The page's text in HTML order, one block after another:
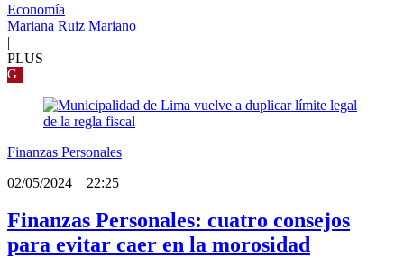
Economía
Mariana Ruiz Mariano
|
PLUS
G
Finanzas Personales
02/05/2024
22:25
Finanzas Personales: cuatro consejos
para evitar caer en la morosidad